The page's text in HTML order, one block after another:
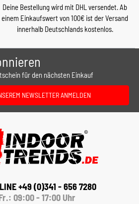
Deine Bestellung wird mit DHL versendet. Ab
einem Einkaufswert von 100€ ist der Versand
innerhalb Deutschlands kostenlos.
für den nächsten Einkauf
NEWSLETTER ANMELDEN
+49 (0)341 - 656 7280
09:00 - 17:00 Uhr